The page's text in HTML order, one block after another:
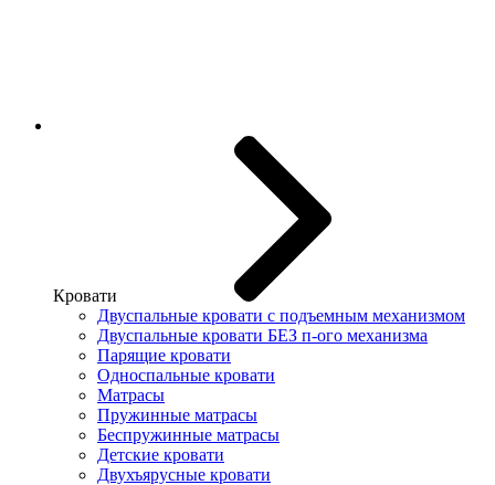
Кровати
Двуспальные кровати с подъемным механизмом
Двуспальные кровати БЕЗ п-ого механизма
Парящие кровати
Односпальные кровати
Матрасы
Пружинные матрасы
Беспружинные матрасы
Детские кровати
Двухъярусные кровати